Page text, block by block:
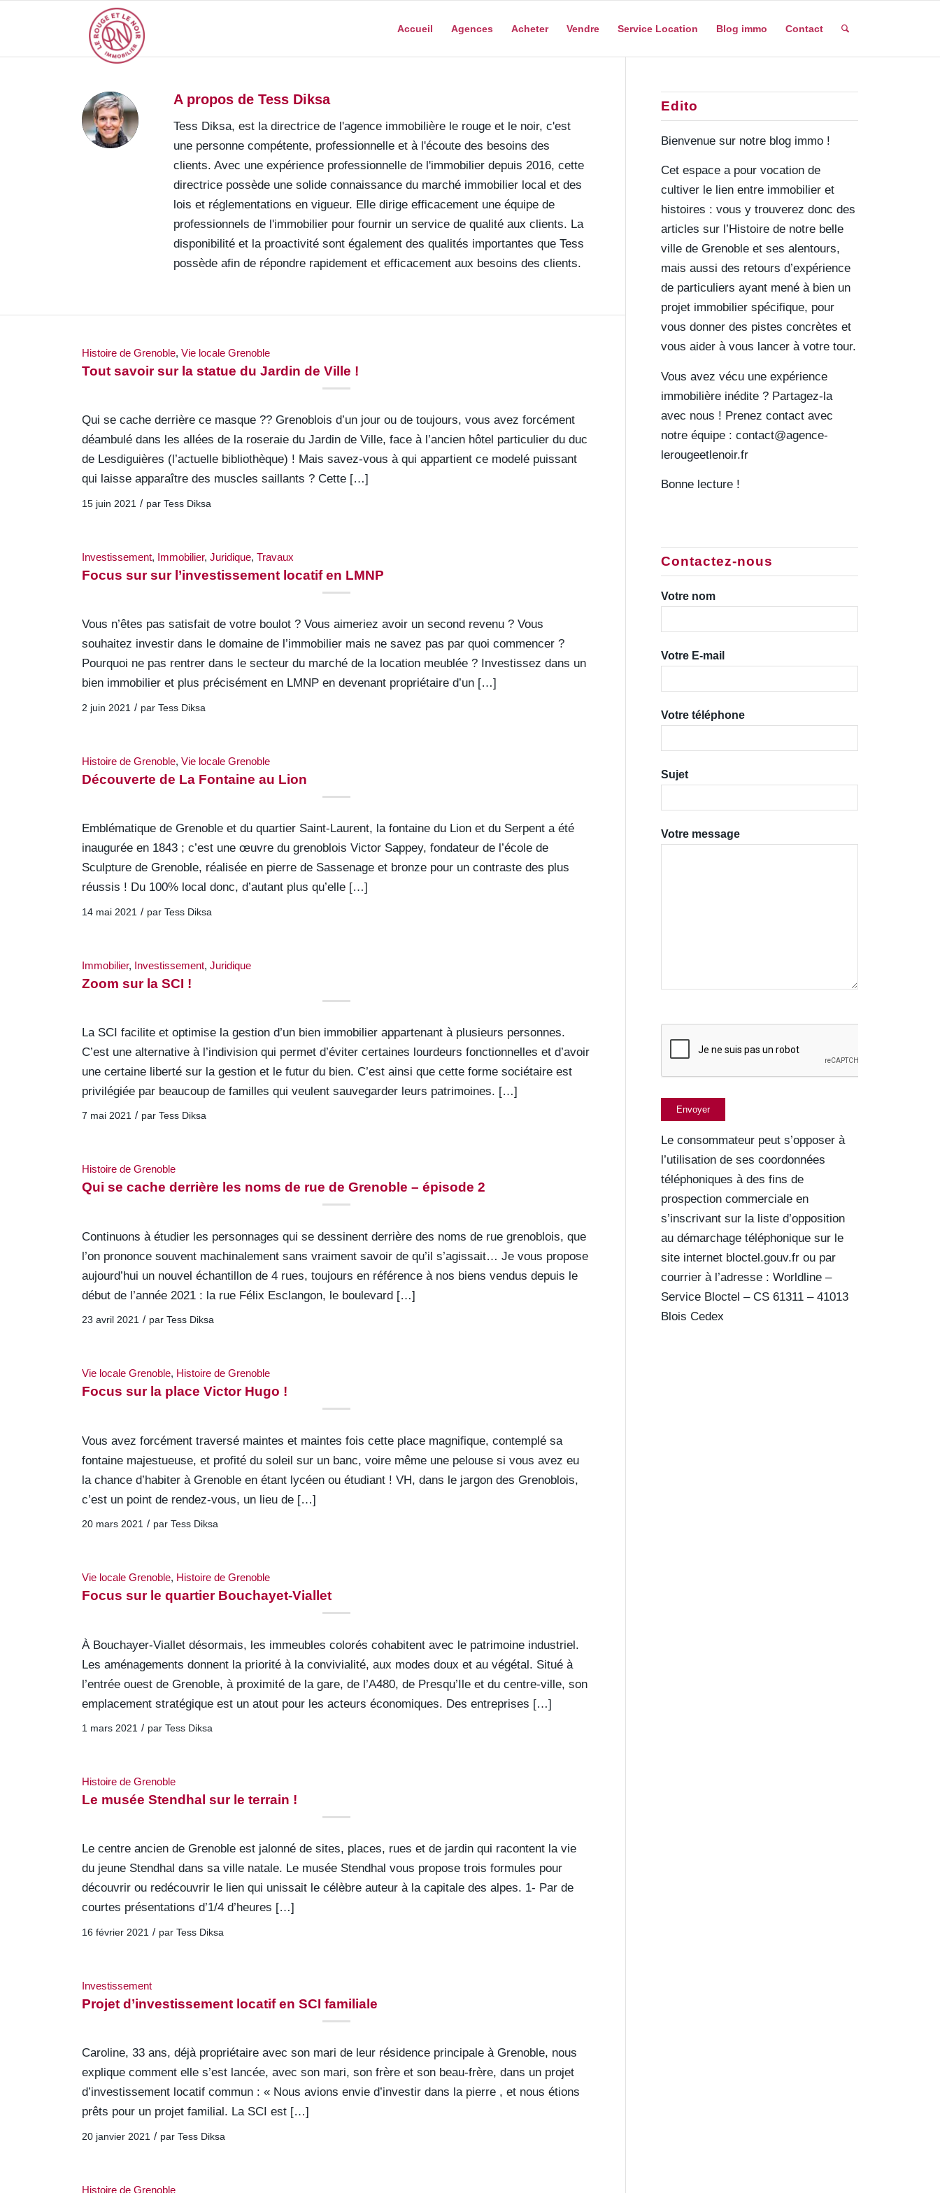
Accueil Agences Acheter Vendre Service Location Blog immo Contact
A propos deTess Diksa
Tess Diksa, est la directrice de l'agence immobilière le rouge et le noir, c'est
une personne compétente, professionnelle et à l'écoute des besoins des
clients. Avec une expérience professionnelle de l'immobilier depuis 2016, cette
directrice possède une solide connaissance du marché immobilier local et des
lois et réglementations en vigueur. Elle dirige efficacement une équipe de
professionnels de l'immobilier pour fournir un service de qualité aux clients. La
disponibilité et la proactivité sont également des qualités importantes que Tess
possède afin de répondre rapidement et efficacement aux besoins des clients.
Histoire de Grenoble,Vie locale Grenoble
Tout savoir sur la statue du Jardin de Ville !
Qui se cache derrière ce masque ?? Grenoblois d’un jour ou de toujours, vous avez forcément
déambulé dans les allées de la roseraie du Jardin de Ville, face à l’ancien hôtel particulier du duc
de Lesdiguières (l’actuelle bibliothèque) ! Mais savez-vous à qui appartient ce modelé puissant
qui laisse apparaître des muscles saillants ? Cette […]
15 juin 2021 / parTess Diksa
Investissement, Immobilier,Juridique,Travaux
Focus sur sur l’investissement locatif en LMNP
Vous n’êtes pas satisfait de votre boulot ? Vous aimeriez avoir un second revenu ? Vous
souhaitez investir dans le domaine de l’immobilier mais ne savez pas par quoi commencer ?
Pourquoi ne pas rentrer dans le secteur du marché de la location meublée ? Investissez dans un
bien immobilier et plus précisément en LMNP en devenant propriétaire d’un […]
2 juin 2021 / parTess Diksa
Histoire de Grenoble,Vie locale Grenoble
Découverte de La Fontaine au Lion
Emblématique de Grenoble et du quartier Saint-Laurent, la fontaine du Lion et du Serpent a été
inaugurée en 1843 ; c’est une œuvre du grenoblois Victor Sappey, fondateur de l’école de
Sculpture de Grenoble, réalisée en pierre de Sassenage et bronze pour un contraste des plus
réussis ! Du 100% local donc, d’autant plus qu’elle […]
14 mai 2021 / parTess Diksa
Immobilier, Investissement,Juridique
Zoom sur la SCI !
La SCI facilite et optimise la gestion d’un bien immobilier appartenant à plusieurs personnes.
C’est une alternative à l’indivision qui permet d’éviter certaines lourdeurs fonctionnelles et d’avoir
une certaine liberté sur la gestion et le futur du bien. C’est ainsi que cette forme sociétaire est
privilégiée par beaucoup de familles qui veulent sauvegarder leurs patrimoines. […]
7 mai 2021 / parTess Diksa
Histoire de Grenoble
Qui se cache derrière les noms de rue de Grenoble – épisode 2
Continuons à étudier les personnages qui se dessinent derrière des noms de rue grenoblois, que
l’on prononce souvent machinalement sans vraiment savoir de qu’il s’agissait… Je vous propose
aujourd’hui un nouvel échantillon de 4 rues, toujours en référence à nos biens vendus depuis le
début de l’année 2021 : la rue Félix Esclangon, le boulevard […]
23 avril 2021 / parTess Diksa
Vie locale Grenoble, Histoire de Grenoble
Focus sur la place Victor Hugo !
Vous avez forcément traversé maintes et maintes fois cette place magnifique, contemplé sa
fontaine majestueuse, et profité du soleil sur un banc, voire même une pelouse si vous avez eu
la chance d’habiter à Grenoble en étant lycéen ou étudiant ! VH, dans le jargon des Grenoblois,
c’est un point de rendez-vous, un lieu de […]
20 mars 2021 / parTess Diksa
Vie locale Grenoble, Histoire de Grenoble
Focus sur le quartier Bouchayet-Viallet
À Bouchayer-Viallet désormais, les immeubles colorés cohabitent avec le patrimoine industriel.
Les aménagements donnent la priorité à la convivialité, aux modes doux et au végétal. Situé à
l’entrée ouest de Grenoble, à proximité de la gare, de l’A480, de Presqu’Ile et du centre-ville, son
emplacement stratégique est un atout pour les acteurs économiques. Des entreprises […]
1 mars 2021 / parTess Diksa
Histoire de Grenoble
Le musée Stendhal sur le terrain !
Le centre ancien de Grenoble est jalonné de sites, places, rues et de jardin qui racontent la vie
du jeune Stendhal dans sa ville natale. Le musée Stendhal vous propose trois formules pour
découvrir ou redécouvrir le lien qui unissait le célèbre auteur à la capitale des alpes. 1- Par de
courtes présentations d’1/4 d’heures […]
16 février 2021 / parTess Diksa
Investissement
Projet d’investissement locatif en SCI familiale
Caroline, 33 ans, déjà propriétaire avec son mari de leur résidence principale à Grenoble, nous
explique comment elle s’est lancée, avec son mari, son frère et son beau-frère, dans un projet
d’investissement locatif commun : « Nous avions envie d’investir dans la pierre , et nous étions
prêts pour un projet familial. La SCI est […]
20 janvier 2021 / parTess Diksa
Histoire de Grenoble
Edito
Bienvenue sur notre blog immo !
Cet espace a pour vocation de
cultiver le lien entre immobilier et
histoires : vous y trouverez donc des
articles sur l’Histoire de notre belle
ville de Grenoble et ses alentours,
mais aussi des retours d’expérience
de particuliers ayant mené à bien un
projet immobilier spécifique, pour
vous donner des pistes concrètes et
vous aider à vous lancer à votre tour.
Vous avez vécu une expérience
immobilière inédite ? Partagez-la
avec nous ! Prenez contact avec
notre équipe : contact@agence-
lerougeetlenoir.fr
Bonne lecture !
Contactez-nous
Votre nom
Votre E-mail
Votre téléphone
Sujet
Votre message
Le consommateur peut s’opposer à
l’utilisation de ses coordonnées
téléphoniques à des fins de
prospection commerciale en
s’inscrivant sur la liste d’opposition
au démarchage téléphonique sur le
site internet bloctel.gouv.fr ou par
courrier à l’adresse : Worldline –
Service Bloctel – CS 61311 – 41013
Blois Cedex